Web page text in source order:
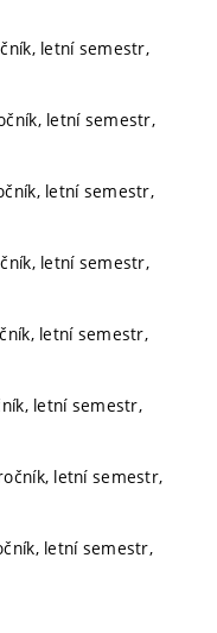
letní semestr,
letní semestr,
letní semestr,
letní semestr,
letní semestr,
letní semestr,
letní semestr,
letní semestr,